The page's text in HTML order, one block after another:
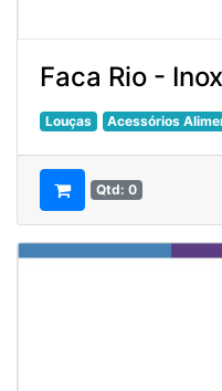
Faca Rio -
Louças Acessórios
Qtd: 0